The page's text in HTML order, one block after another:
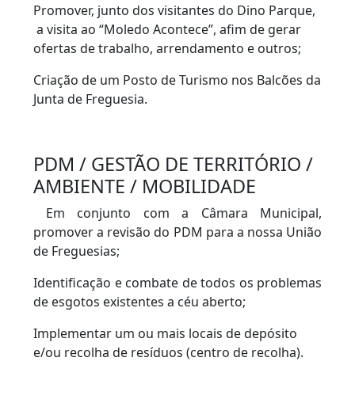
Promover, junto dos visitantes do Dino Parque,
a visita ao “Moledo Acontece”, afim de gerar
ofertas de trabalho, arrendamento e outros;
Criação de um Posto de Turismo nos Balcões da
Junta de Freguesia.
PDM / GESTÃO DE TERRITÓRIO /
AMBIENTE / MOBILIDADE
Em conjunto com a Câmara Municipal,
promover a revisão do PDM para a nossa União
de Freguesias;
Identificação e combate de todos os problemas
de esgotos existentes a céu aberto;
Implementar um ou mais locais de depósito
e/ou recolha de resíduos (centro de recolha).